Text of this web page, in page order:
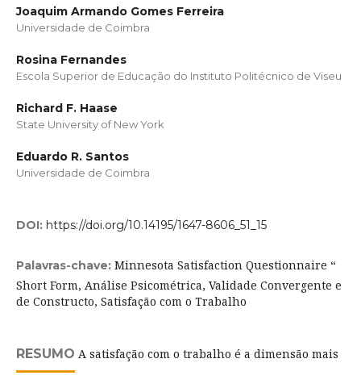
Joaquim Armando Gomes Ferreira
Universidade de Coimbra
Rosina Fernandes
Escola Superior de Educação do Instituto Politécnico de Viseu
Richard F. Haase
State University of New York
Eduardo R. Santos
Universidade de Coimbra
DOI: https://doi.org/10.14195/1647-8606_51_15
Palavras-chave: Minnesota Satisfaction Questionnaire “
Short Form, Análise Psicométrica, Validade Convergente e
de Constructo, Satisfação com o Trabalho
RESUMO A satisfação com o trabalho é a dimensão mais